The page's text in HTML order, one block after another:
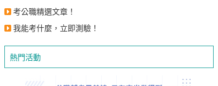
考公職精選文章！
我能考什麼，立即測驗！
熱門活動